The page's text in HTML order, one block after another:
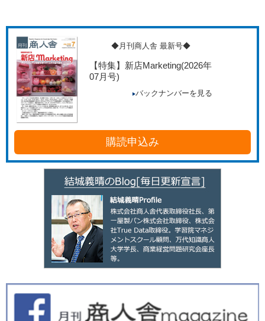
◆月刊商人舎 最新号◆
【特集】新店Marketing(2026年
07月号)
バックナンバーを見る
購読申込み